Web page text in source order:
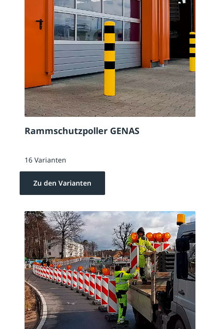
Rammschutzpoller GENAS
16 Varianten
Zu den Varianten